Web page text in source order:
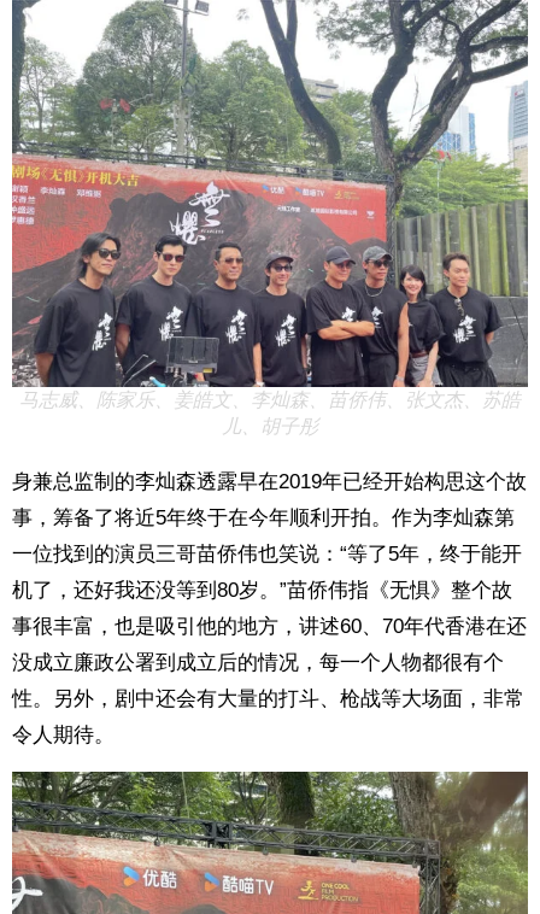
马志威、陈家乐、姜皓文、李灿森、苗侨伟、张文杰、苏皓
儿、胡子彤
身兼总监制的李灿森透露早在2019年已经开始构思这个故
事，筹备了将近5年终于在今年顺利开拍。作为李灿森第
一位找到的演员三哥苗侨伟也笑说：“等了5年，终于能开
机了，还好我还没等到80岁。”苗侨伟指《无惧》整个故
事很丰富，也是吸引他的地方，讲述60、70年代香港在还
没成立廉政公署到成立后的情况，每一个人物都很有个
性。另外，剧中还会有大量的打斗、枪战等大场面，非常
令人期待。